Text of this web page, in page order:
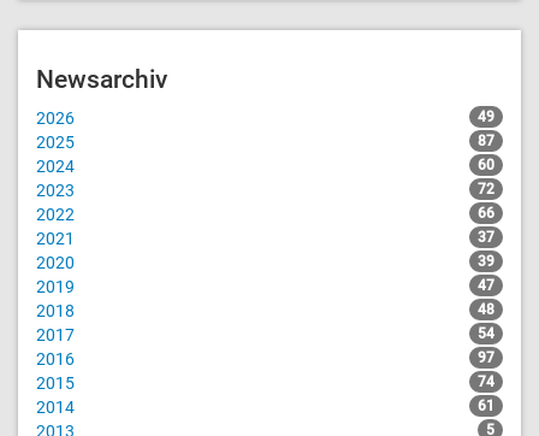
Newsarchiv
2026 49
2025 87
2024 60
2023 72
2022 66
2021 37
2020 39
2019 47
2018 48
2017 54
2016 97
2015 74
2014 61
2013 5